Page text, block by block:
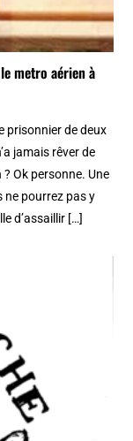
metro aérien à
prisonnier de deux
jamais rêver de
Ok personne. Une
ne pourrez pas y
d’assaillir […]